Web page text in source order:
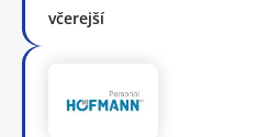
včerejší